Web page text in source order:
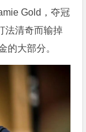
Gold，夺冠
法清奇而输掉
的大部分。